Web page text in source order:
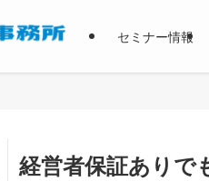
セミナー情報
経営者保証ありで